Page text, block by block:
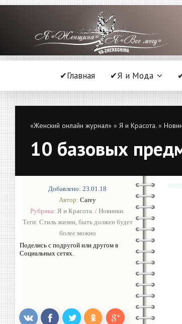
✔Главная ✔Я и Мода
«Женский онлайн журнал» » Я и Красота. »
10 базовых
Добавлено: 23.01.18
Автор: Carey
Рубрика: Я и Красота. / Новинки.
Теги: Стиль жизни, быть должен будет
более можно
Поделись с подругой или другом в
Социальных сетях.